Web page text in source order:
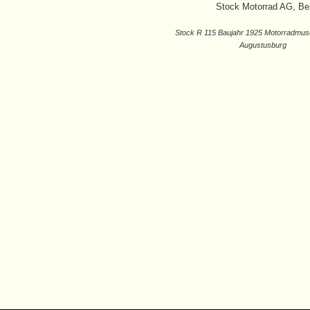
Stock Motorrad AG,
Stock R 115 Baujahr 1925
Augustusburg